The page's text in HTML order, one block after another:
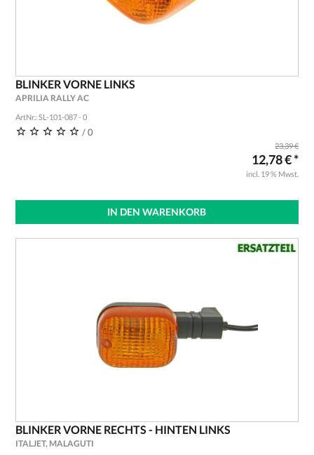
BLINKER VORNE LINKS
APRILIA RALLY AC
ArtNr.: SL-101-087 - 0
/ 0
23,39 €
12,78 € *
incl. 19 % Mwst.
IN DEN WARENKORB
BLINKER VORNE RECHTS - HINTEN LINKS
ITALJET, MALAGUTI